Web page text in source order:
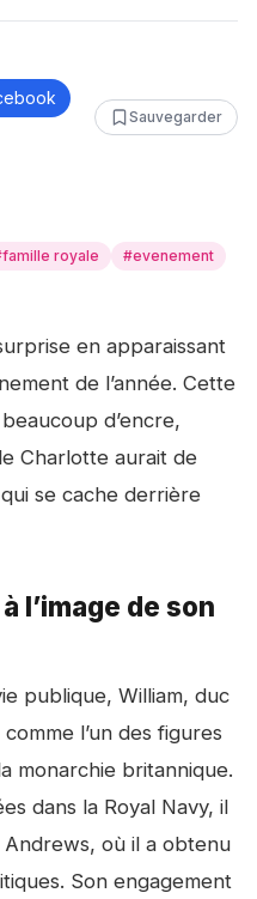
Sauvegarder
famille royale #evenement
en apparaissant
de l’année. Cette
d’encre,
Charlotte aurait de
qui se cache derrière
l’image de son
publique, William, duc
l’un des figures
monarchie britannique.
dans la Royal Navy, il
Andrews, où il a obtenu
Son engagement